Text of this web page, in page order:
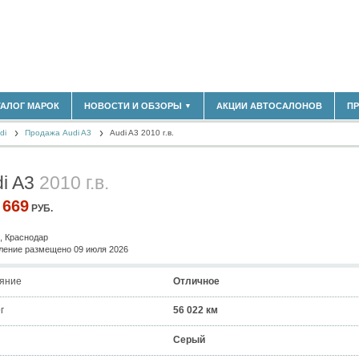
(14298)
МАРОК НОВОСТИ И ОБЗОРЫ ▼
НОВОСТИ РЫНКА
МАТЕРИАЛЫ ПАРТНЕРОВ
АКЦИИ АВТОСАЛОНОВ
Продажа Audi A3 Audi A3 2010 г.в.
A3 2010 г.в.
РУБ.
Краснодар
размещено 09 июля 2026
Отличное
56 022 км
Серый